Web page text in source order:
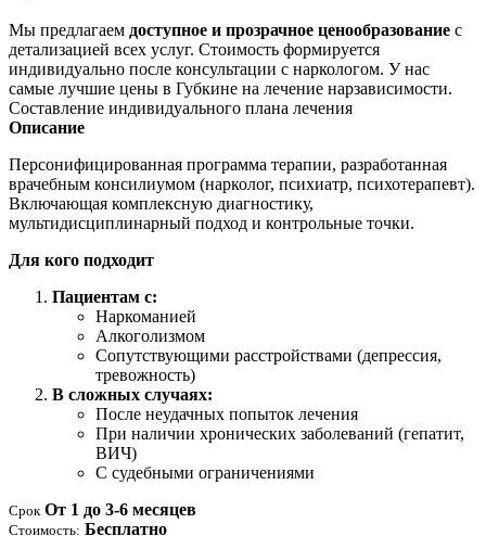
Мы предлагаем доступное и прозрачное ценообразование с
детализацией всех услуг. Стоимость формируется
индивидуально после консультации с наркологом. У нас
самые лучшие цены в Губкине на лечение нарзависимости.
Составление индивидуального плана лечения
Описание
Персонифицированная программа терапии, разработанная
врачебным консилиумом (нарколог, психиатр, психотерапевт).
Включающая комплексную диагностику,
мультидисциплинарный подход и контрольные точки.
Для кого подходит
Пациентам с:
Наркоманией
Алкоголизмом
Сопутствующими расстройствами (депрессия,
тревожность)
В сложных случаях:
После неудачных попыток лечения
При наличии хронических заболеваний (гепатит,
ВИЧ)
С судебными ограничениями
Срок От 1 до 3-6 месяцев
Стоимость: Бесплатно